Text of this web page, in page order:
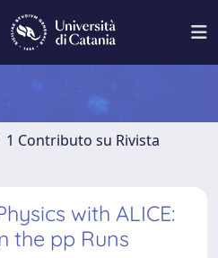
1 Contributo su Rivista
with ALICE:
the pp Runs